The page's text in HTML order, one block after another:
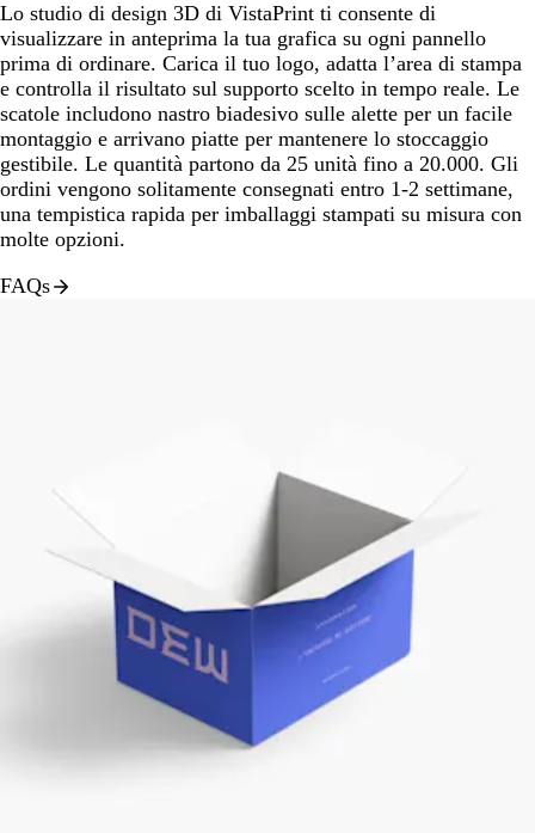
Lo studio di design 3D di VistaPrint ti consente di
visualizzare in anteprima la tua grafica su ogni pannello
prima di ordinare. Carica il tuo logo, adatta l’area di stampa
e controlla il risultato sul supporto scelto in tempo reale. Le
scatole includono nastro biadesivo sulle alette per un facile
montaggio e arrivano piatte per mantenere lo stoccaggio
gestibile. Le quantità partono da 25 unità fino a 20.000. Gli
ordini vengono solitamente consegnati entro 1-2 settimane,
una tempistica rapida per imballaggi stampati su misura con
molte opzioni.
FAQs